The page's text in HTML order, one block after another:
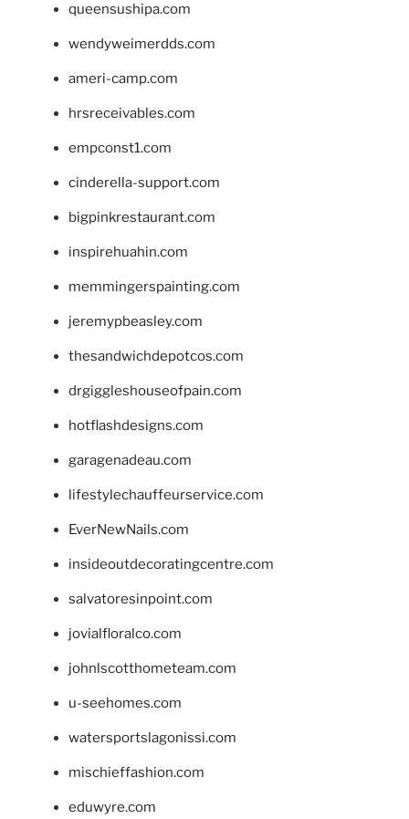
queensushipa.com
wendyweimerdds.com
ameri-camp.com
hrsreceivables.com
empconst1.com
cinderella-support.com
bigpinkrestaurant.com
inspirehuahin.com
memmingerspainting.com
jeremypbeasley.com
thesandwichdepotcos.com
drgiggleshouseofpain.com
hotflashdesigns.com
garagenadeau.com
lifestylechauffeurservice.com
EverNewNails.com
insideoutdecoratingcentre.com
salvatoresinpoint.com
jovialfloralco.com
johnlscotthometeam.com
u-seehomes.com
watersportslagonissi.com
mischieffashion.com
eduwyre.com